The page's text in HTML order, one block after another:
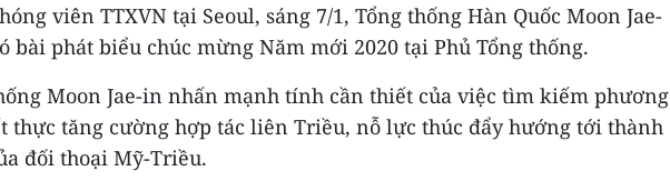
viên TTXVN tại Seoul, sáng 7/1, Tổng thống Hàn Quốc Moon Jae-
bài phát biểu chúc mừng Năm mới 2020 tại Phủ Tổng thống.
Moon Jae-in nhấn mạnh tính cần thiết của việc tìm kiếm phương
thực tăng cường hợp tác liên Triều, nỗ lực thúc đẩy hướng tới thành
đối thoại Mỹ-Triều.